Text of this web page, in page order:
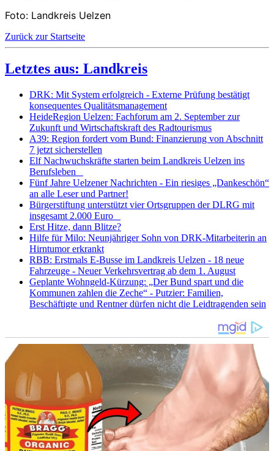
Foto: Landkreis Uelzen
Zurück zur Startseite
Letztes aus: Landkreis
DRK: Mit System erfolgreich - Externe Prüfung bestätigt
konsequentes Qualitätsmanagement
HeideRegion Uelzen: Fachforum am 2. September zur
Zukunft und Wirtschaftskraft des Radtourismus
A39: Region fordert vom Bund: Finanzierung von Abschnitt
7 jetzt sicherstellen
Elf Nachwuchskräfte starten beim Landkreis Uelzen ins
Berufsleben
Fünf Jahre Uelzener Nachrichten - Ein riesiges „Dankeschön“
an alle Leser und Partner!
Bürgerstiftung unterstützt vier Ortsgruppen der DLRG mit
insgesamt 2.000 Euro
Erst Hitze, dann Blitze?
Hilfe für Milo: Neunjähriger Sohn von DRK-Mitarbeiterin an
Hirntumor erkrankt
RBB: Erstmals E-Busse im Landkreis Uelzen - 18 neue
Fahrzeuge - Neuer Verkehrsvertrag ab dem 1. August
Geplante Wohngeld-Kürzung: „Der Bund spart und die
Kommunen zahlen die Zeche“ - Putzier: Familien,
Beschäftigte und Rentner dürfen nicht die Leidtragenden sein